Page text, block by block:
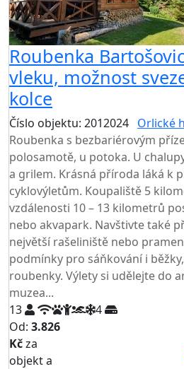
Roubenka
vleku, možnost
kolce
Číslo objektu: 2012024 Orlické
Roubenka s bezbariérovým
polosamotě, u potoka. U
a grilem. Krásná příroda láká k
cyklovýletům. Koupaliště 5
vzdálenosti 10 – 13 kilometrů
nebo akvapark. Navštivte také
největší rašeliniště nebo
podmínky pro sáňkování i
roubenky. Výlety si udělejte do
muzea...
13
4
Od: 3.826
Kčza
objekt a